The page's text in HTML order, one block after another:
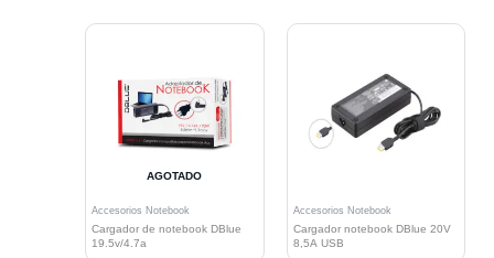
AGOTADO
Accesorios Notebook
Cargador de notebook DBlue
19.5v/4.7a
Accesorios Notebook
Cargador notebook DBlue 20V
8,5A USB